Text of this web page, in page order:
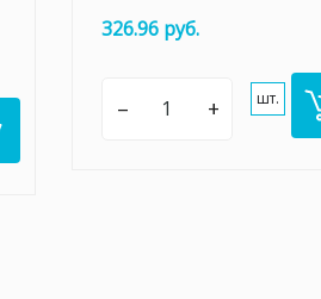
326.96 руб.
– + шт.